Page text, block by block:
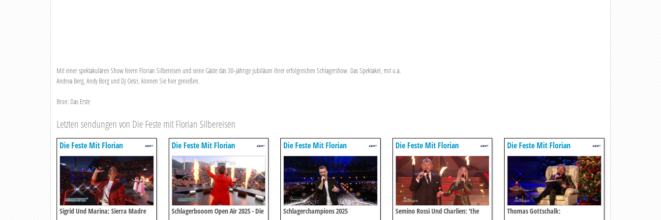
Mit einer spektakulären Show feiern Florian Silbereisen und seine Gäste das 30-jährige Jubiläum ihrer erfolgreichen Schlagershow. Das Spektakel, mit u.a.
Andrea Berg, Andy Borg und DJ Oetzi, können Sie hier genießen.
Bron: Das Erste
Letzten sendungen von Die Feste mit Florian Silbereisen
Die Feste Mit Florian
Silbereisen
Sigrid Und Marina: Sierra Madre
Die Feste Mit Florian
Silbereisen
Schlagerbooom Open Air 2025 - Die
Die Feste Mit Florian
Silbereisen
Schlagerchampions 2025
Die Feste Mit Florian
Silbereisen
Semino Rossi Und Charlien: 'the
Die Feste Mit Florian
Silbereisen
Thomas Gottschalk: